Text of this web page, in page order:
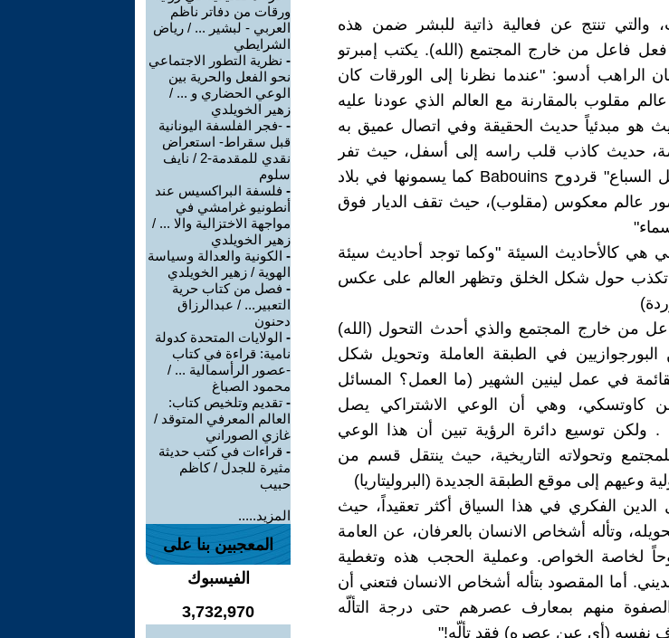
والتي تنتج عن فعالية ذاتية للبشر ضمن هذه
فاعل من خارج المجتمع (الله). يكتب إمبرتو
الراهب أدسو: "عندما نظرنا إلى الورقات كان
مقلوب بالمقارنة مع العالم الذي عودنا عليه
هو مبدئياً حديث الحقيقة وفي اتصال عميق به
حديث كاذب قلب راسه إلى أسفل، حيث تفر
الكلاب أمام الارانب وتصيد الايائل السباع" قردوح Babouins كما يسمونها في بلاد
صور عالم معكوس (مقلوب)، حيث تقف الديار فوق
هي كالأحاديث السيئة "وكما توجد أحاديث سيئة
تكذب حول شكل الخلق وتظهر العالم على عكس
من خارج المجتمع والذي أحدث التحول (الله)
في الطبقة العاملة وتحويل شكل
في عمل لينين الشهير (ما العمل؟ المسائل
عن كاوتسكي، وهي أن الوعي الاشتراكي يصل
. ولكن توسيع دائرة الرؤية تبين أن هذا الوعي
وتحولاته التاريخية، حيث ينتقل قسم من
وعيهم إلى موقع الطبقة الجديدة (البروليتاريا)
الفكري في هذا السياق أكثر تعقيداً، حيث
وتأله أشخاص الانسان بالعرفان، عن العامة
لخاصة الخواص. وعملية الحجب هذه وتغطية
أما المقصود بتأله أشخاص الانسان فتعني أن
منهم بمعارف عصرهم حتى درجة التألّه
نفسه (أي عين عصره) فقد تألّه!"
ورقات من دفاتر ناظم
العربي - لبشير ... / رياض
الشرايطي
- نظرية التطور الاجتماعي
نحو الفعل والحرية بين
الوعي الحضاري و ... /
زهير الخويلدي
- -فجر الفلسفة اليونانية
قبل سقراط- استعراض
نقدي للمقدمة-2 / نايف
سلوم
- فلسفة البراكسيس عند
أنطونيو غرامشي في
مواجهة الاختزالية والا ... /
زهير الخويلدي
- الكونية والعدالة وسياسة
الهوية / زهير الخويلدي
- فصل من كتاب حرية
التعبير... / عبدالرزاق
دحنون
- الولايات المتحدة كدولة
نامية: قراءة في كتاب
-عصور الرأسمالية ... /
محمود الصباغ
- تقديم وتلخيص كتاب:
العالم المعرفي المتوقد /
غازي الصوراني
- قراءات في كتب حديثة
مثيرة للجدل / كاظم
حبيب
المزيد.....
المعجبين بنا على
الفيسبوك
3,732,970